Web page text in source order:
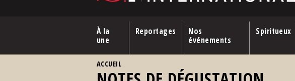
À la
une
Reportages
Nos
événements
Spiritueux
ACCUEIL